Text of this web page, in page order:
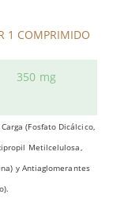
1 COMPRIMIDO
350 mg
(Fosfato Dicálcico,
Metilcelulosa,
y Antiaglomerantes